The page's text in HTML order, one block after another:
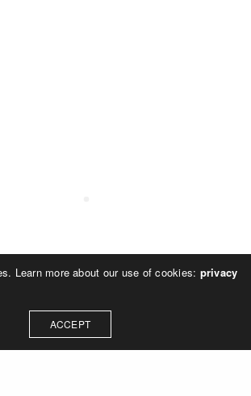
Learn more about our use of cookies: privacy
ACCEPT